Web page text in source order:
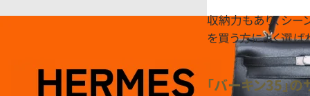
収納力もあり、シ
を買う方によく選ば
「バーキン35」